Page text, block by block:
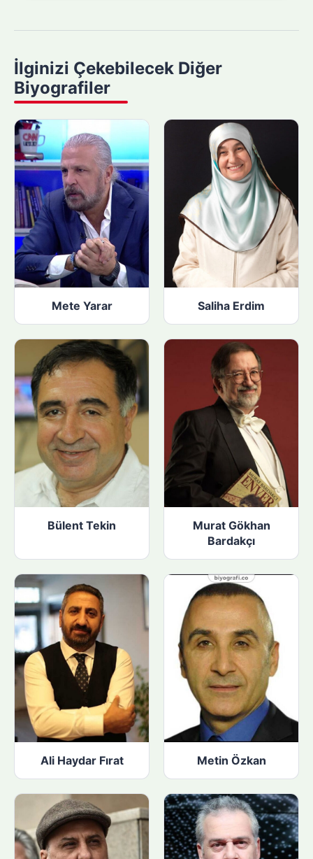
y
a
p
n
:
İlginizi Çekebilecek Diğer
Biyografiler
Mete Yarar Saliha Erdim
Bülent Tekin
Murat Gökhan
Bardakçı
Ali Haydar Fırat Metin Özkan